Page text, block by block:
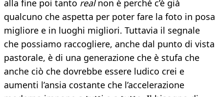
alla fine poi tanto realnon è perché c’è già
qualcuno che aspetta per poter fare la foto in posa
migliore e in luoghi migliori. Tuttavia il segnale
che possiamo raccogliere, anche dal punto di vista
pastorale, è di una generazione che è stufa che
anche ciò che dovrebbe essere ludico crei e
aumenti l’ansia costante che l’accelerazione